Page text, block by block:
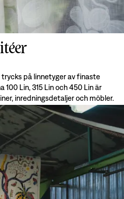
på linnetyger av finaste
100 Lin, 315 Lin och 450 Lin är
inredningsdetaljer och möbler.